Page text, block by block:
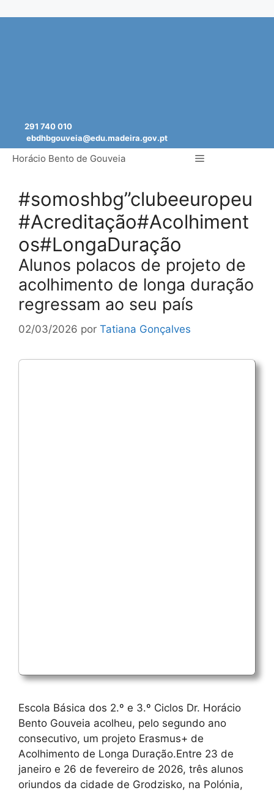
291 740 010
ebdhbgouveia@edu.madeira.gov.pt
Horácio Bento de Gouveia Menu
#somoshbg”clubeeuropeu
#Acreditação#Acolhiment
os#LongaDuração
Alunos polacos de projeto de
acolhimento de longa duração
regressam ao seu país
02/03/2026 por Tatiana Gonçalves
Escola Básica dos 2.º e 3.º Ciclos Dr. Horácio
Bento Gouveia acolheu, pelo segundo ano
consecutivo, um projeto Erasmus+ de
Acolhimento de Longa Duração.Entre 23 de
janeiro e 26 de fevereiro de 2026, três alunos
oriundos da cidade de Grodzisko, na Polónia,